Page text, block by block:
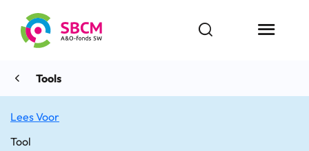
inhoud
Open zoekbalk
Menu
Tools
Lees Voor
Tool